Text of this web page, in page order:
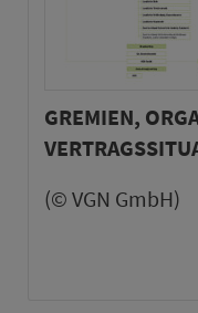
GREMIEN,
(© VGN GmbH)